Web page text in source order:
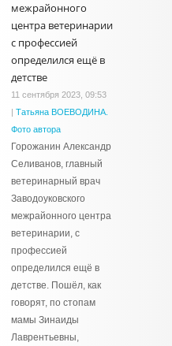
межрайонного
центра ветеринарии
с профессией
определился ещё в
детстве
11 сентября 2023, 09:53
| Татьяна ВОЕВОДИНА.
Фото автора
Горожанин Александр
Селиванов, главный
ветеринарный врач
Заводоуковского
межрайонного центра
ветеринарии, с
профессией
определился ещё в
детстве. Пошёл, как
говорят, по стопам
мамы Зинаиды
Лаврентьевны,